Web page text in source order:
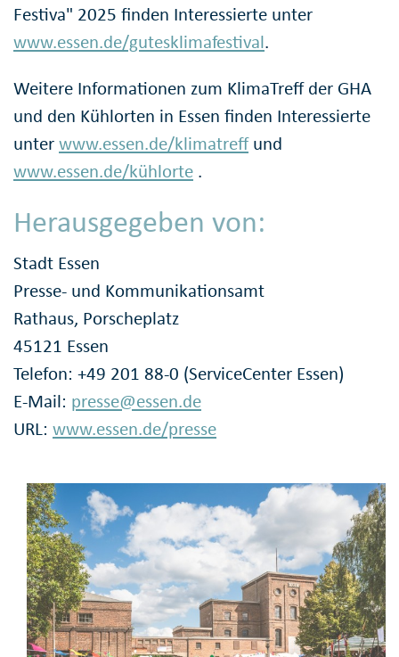
Festiva" 2025 finden Interessierte unter
www.essen.de/gutesklimafestival.
Weitere Informationen zum KlimaTreff der GHA
und den Kühlorten in Essen finden Interessierte
unterwww.essen.de/klimatreffund
www.essen.de/kühlorte .
Herausgegeben von:
Stadt Essen
Presse- und Kommunikationsamt
Rathaus, Porscheplatz
45121 Essen
Telefon: +49 201 88-0 (ServiceCenter Essen)
E-Mail: presse@essen.de
URL: www.essen.de/presse